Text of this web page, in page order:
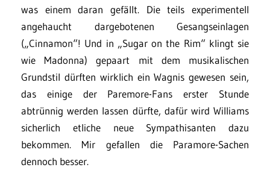
was einem daran gefällt. Die teils experimentell
angehaucht dargebotenen Gesangseinlagen
(„Cinnamon“! Und in „Sugar on the Rim“ klingt sie
wie Madonna) gepaart mit dem musikalischen
Grundstil dürften wirklich ein Wagnis gewesen sein,
das einige der Paremore-Fans erster Stunde
abtrünnig werden lassen dürfte, dafür wird Williams
sicherlich etliche neue Sympathisanten dazu
bekommen. Mir gefallen die Paramore-Sachen
dennoch besser.